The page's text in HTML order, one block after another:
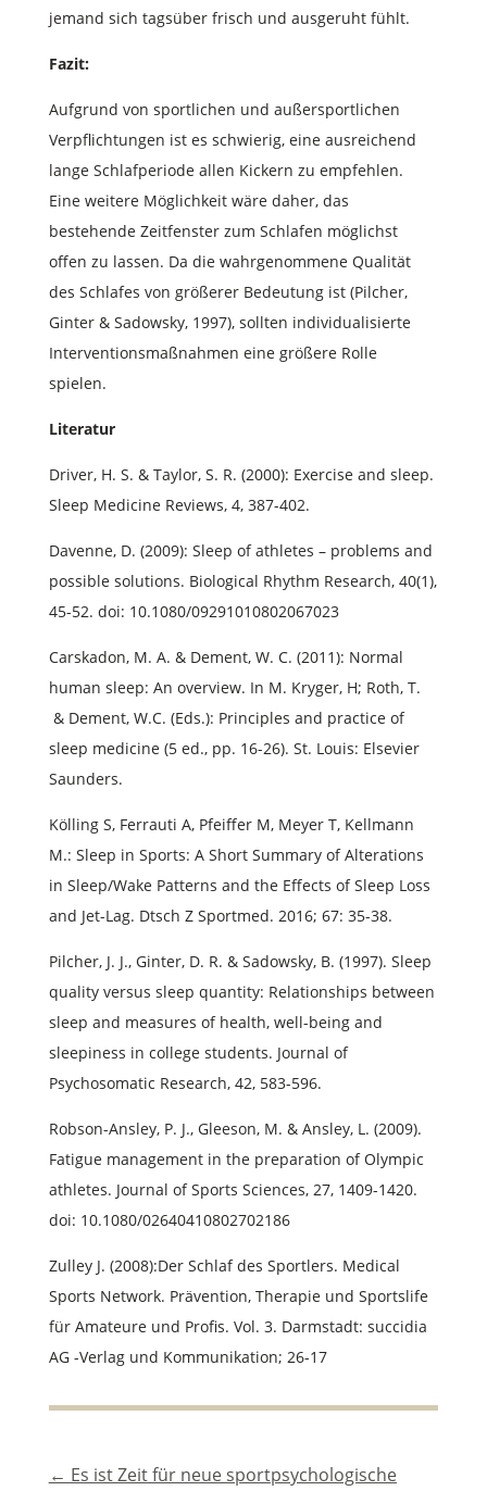
jemand sich tagsüber frisch und ausgeruht fühlt.
Fazit:
Aufgrund von sportlichen und außersportlichen
Verpflichtungen ist es schwierig, eine ausreichend
lange Schlafperiode allen Kickern zu empfehlen.
Eine weitere Möglichkeit wäre daher, das
bestehende Zeitfenster zum Schlafen möglichst
offen zu lassen. Da die wahrgenommene Qualität
des Schlafes von größerer Bedeutung ist (Pilcher,
Ginter & Sadowsky, 1997), sollten individualisierte
Interventionsmaßnahmen eine größere Rolle
spielen.
Literatur
Driver, H. S. & Taylor, S. R. (2000): Exercise and sleep.
Sleep Medicine Reviews, 4, 387-402.
Davenne, D. (2009): Sleep of athletes – problems and
possible solutions. Biological Rhythm Research, 40(1),
45-52. doi: 10.1080/09291010802067023
Carskadon, M. A. & Dement, W. C. (2011): Normal
human sleep: An overview. In M. Kryger, H; Roth, T.
& Dement, W.C. (Eds.): Principles and practice of
sleep medicine (5 ed., pp. 16-26). St. Louis: Elsevier
Saunders.
Kölling S, Ferrauti A, Pfeiffer M, Meyer T, Kellmann
M.: Sleep in Sports: A Short Summary of Alterations
in Sleep/Wake Patterns and the Effects of Sleep Loss
and Jet-Lag. Dtsch Z Sportmed. 2016; 67: 35-38.
Pilcher, J. J., Ginter, D. R. & Sadowsky, B. (1997). Sleep
quality versus sleep quantity: Relationships between
sleep and measures of health, well-being and
sleepiness in college students. Journal of
Psychosomatic Research, 42, 583-596.
Robson-Ansley, P. J., Gleeson, M. & Ansley, L. (2009).
Fatigue management in the preparation of Olympic
athletes. Journal of Sports Sciences, 27, 1409-1420.
doi: 10.1080/02640410802702186
Zulley J. (2008):Der Schlaf des Sportlers. Medical
Sports Network. Prävention, Therapie und Sportslife
für Amateure und Profis. Vol. 3. Darmstadt: succidia
AG -Verlag und Kommunikation; 26-17
← Es ist Zeit für neue sportpsychologische